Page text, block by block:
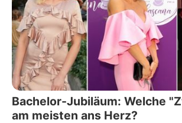
Bachelor-Jubiläum: Welche
am meisten ans Herz?